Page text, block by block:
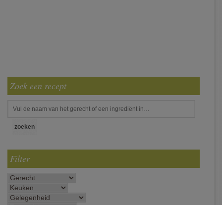
Zoek een recept
Filter